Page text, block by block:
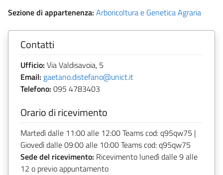
Sezione di appartenenza: Arboricoltura e Genetica Agraria
Contatti
Ufficio: Via Valdisavoia, 5
Email: gaetano.distefano@unict.it
Telefono: 095 4783403
Orario di ricevimento
Martedì dalle 11:00 alle 12:00 Teams cod: q95qw75 |
Giovedì dalle 09:00 alle 10:00 Teams cod: q95qw75
Sede del ricevimento: Ricevimento lunedì dalle 9 alle
12 o previo appuntamento